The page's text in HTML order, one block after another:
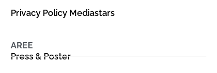
Privacy Policy Mediastars
AREE
Press & Poster